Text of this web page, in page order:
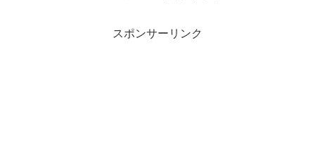
スポンサーリンク